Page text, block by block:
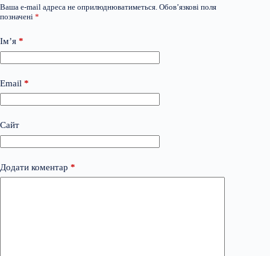
Ваша e-mail адреса не оприлюднюватиметься. Обов’язкові поля
позначені *
Ім’я *
Email *
Сайт
Додати коментар *